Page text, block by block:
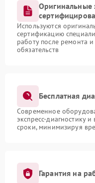
Оригинальные
Используются
сертификацию
работу после ремонта
обязательств
Бесплатная
Современное
экспресс-диагностику
сроки, минимизируя
Гарантия на